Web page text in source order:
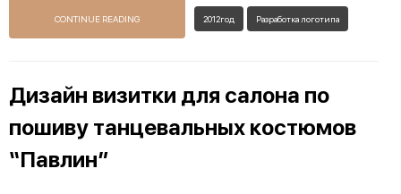
CONTINUE READING 2012год Разработка логотипа
Дизайн визитки для салона по
пошиву танцевальных костюмов
“Павлин”